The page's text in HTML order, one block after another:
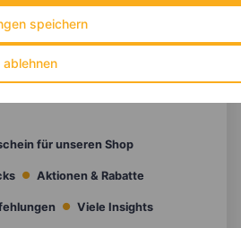
ablehnen
speichern
für unseren Shop
Aktionen & Rabatte
Viele Insights